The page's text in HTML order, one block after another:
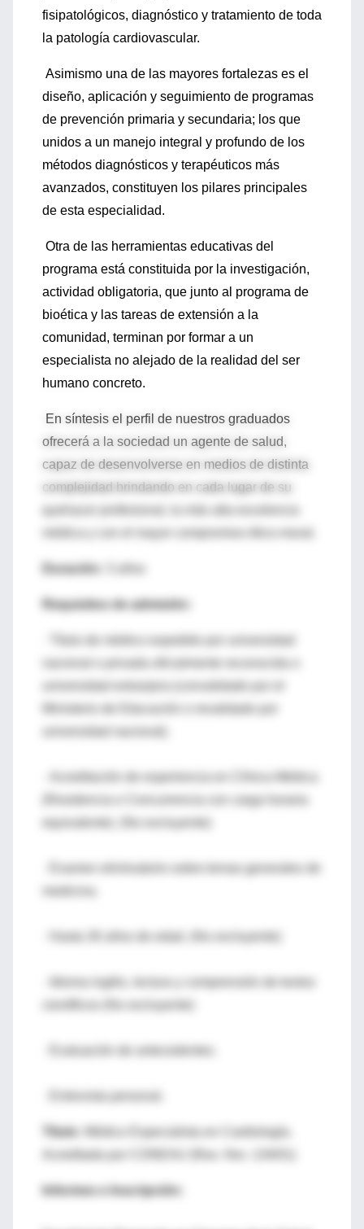
fisipatológicos, diagnóstico y tratamiento de toda
la patología cardiovascular.
Asimismo una de las mayores fortalezas es el
diseño, aplicación y seguimiento de programas
de prevención primaria y secundaria; los que
unidos a un manejo integral y profundo de los
métodos diagnósticos y terapéuticos más
avanzados, constituyen los pilares principales
de esta especialidad.
Otra de las herramientas educativas del
programa está constituida por la investigación,
actividad obligatoria, que junto al programa de
bioética y las tareas de extensión a la
comunidad, terminan por formar a un
especialista no alejado de la realidad del ser
humano concreto.
En síntesis el perfil de nuestros graduados
ofrecerá a la sociedad un agente de salud,
capaz de desenvolverse en medios de distinta
complejidad brindando en cada lugar de su
médica y con el mayor compromiso ético-moral.
Duración:
Requisitos de admisión:
(Residencia o Concurrencia con carga horaria
equivalente). (No excluyente)
· Examen eliminatorio sobre temas generales de
· Idioma inglés, lectura y comprensión de textos
Título:
Médico Especialista en Cardiología.
Informes e Inscripción: